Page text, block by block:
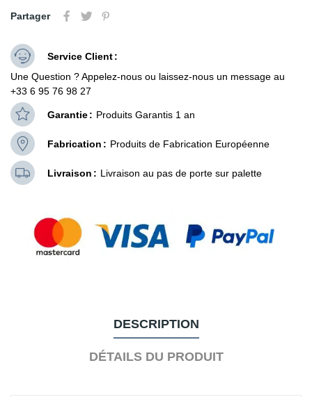
Partager
Service Client
Une Question ? Appelez-nous ou laissez-nous un message au
+33 6 95 76 98 27
Garantie Produits Garantis 1 an
Fabrication Produits de Fabrication Européenne
Livraison Livraison au pas de porte sur palette
DESCRIPTION
DÉTAILS DU PRODUIT